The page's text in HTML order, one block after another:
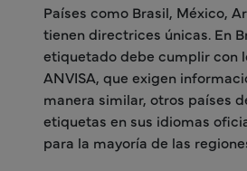
Países como Brasil, México,
tienen directrices únicas. En
etiquetado debe cumplir con
ANVISA, que exigen
manera similar, otros países
etiquetas en sus idiomas
para la mayoría de las